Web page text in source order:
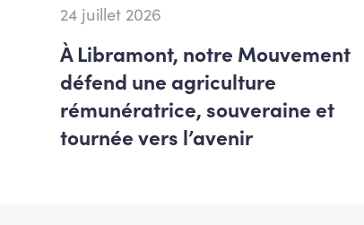
24 juillet 2026
À Libramont, notre Mouvement
défend une agriculture
rémunératrice, souveraine et
tournée vers l’avenir